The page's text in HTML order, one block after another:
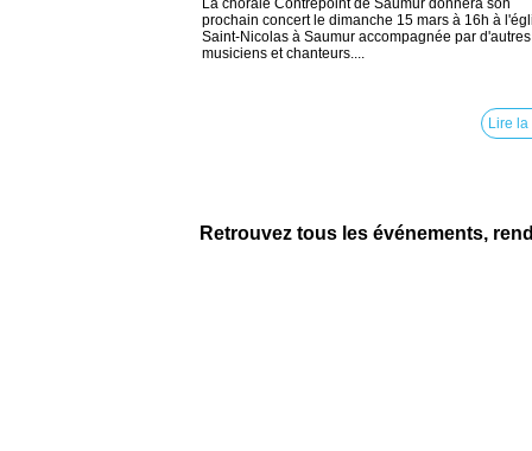
La chorale Contrepoint de Saumur donnera son
prochain concert le dimanche 15 mars à 16h à
Saint-Nicolas à Saumur accompagnée par d'autres
musiciens et chanteurs....
Lire la
Retrouvez tous les événements,